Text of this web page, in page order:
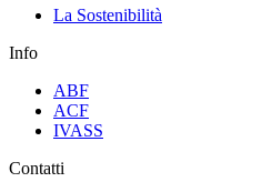
La Sostenibilità
Info
ABF
ACF
IVASS
Contatti